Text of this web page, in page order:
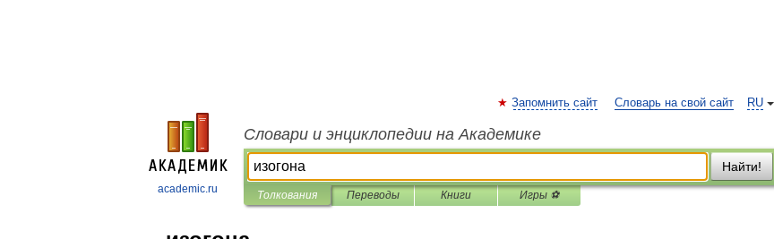
academic.ru
RU
Запомнить сайт Словарь на свой сайт
Словари и энциклопедии на Академике
Найти!
Толкования Переводы Книги Игры ⚽